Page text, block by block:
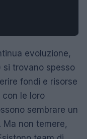
evoluzione,
si trovano spesso
fondi e risorse
con le loro
sembrare un
Ma non temere,